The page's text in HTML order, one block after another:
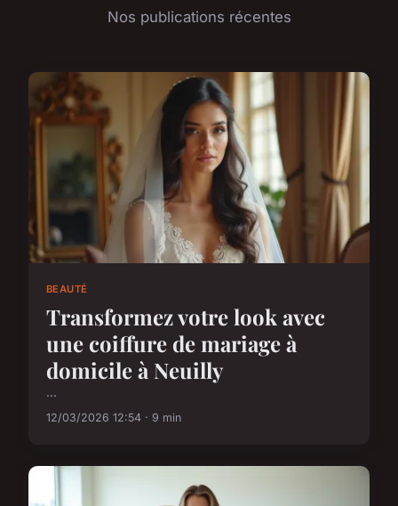
Nos publications récentes
BEAUTÉ
Transformez votre look avec
une coiffure de mariage à
domicile à Neuilly
...
12/03/2026 12:54 · 9 min